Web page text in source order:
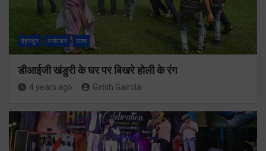
देहरादून मनोरंजन राज्य
डीआईजी खंडुरी के घर पर बिखरे होली के रंग
4 years ago Girish Gairola